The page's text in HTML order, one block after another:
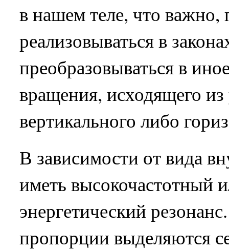
в нашем теле, что важно,
реализовываться в
преобразовываться в
вращения, исходящего
вертикального либо
В зависимости от вида
иметь высокочастотный
энергетический
пропорции выделяются